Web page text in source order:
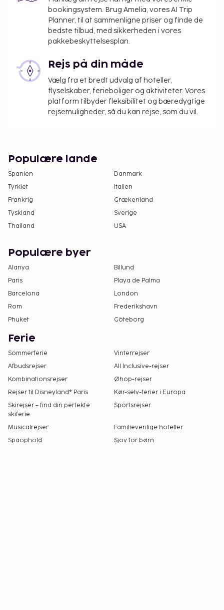
bookingsystem. Brug Amelia, vores AI Trip
Planner, til at sammenligne priser og finde de
bedste tilbud, med sikkerheden i vores
pakkebeskyttelsesplan.
Rejs på din måde
Vælg fra et bredt udvalg af hoteller,
flyselskaber, ferieboliger og aktiviteter. Vores
platform tilbyder fleksibilitet og bæredygtige
rejsemuligheder, så du kan rejse, som du vil.
Populære lande
Spanien
Danmark
Tyrkiet
Italien
Frankrig
Grækenland
Tyskland
Sverige
Thailand
USA
Populære byer
Alanya
Billund
Paris
Playa de Palma
Barcelona
London
Rom
Frederikshavn
Phuket
Göteborg
Ferie
Sommerferie
Vinterrejser
Afbudsrejser
All Inclusive-rejser
Kombinationsrejser
Øhop-rejser
Rejser til Disneyland® Paris
Kør-selv-ferier i Europa
Skirejser – find din perfekte
skiferie
Sportsrejser
Musicalrejser
Familievenlige hoteller
Spaophold
Sjov for børn